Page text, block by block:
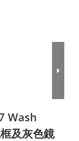
Wash
及灰色鏡